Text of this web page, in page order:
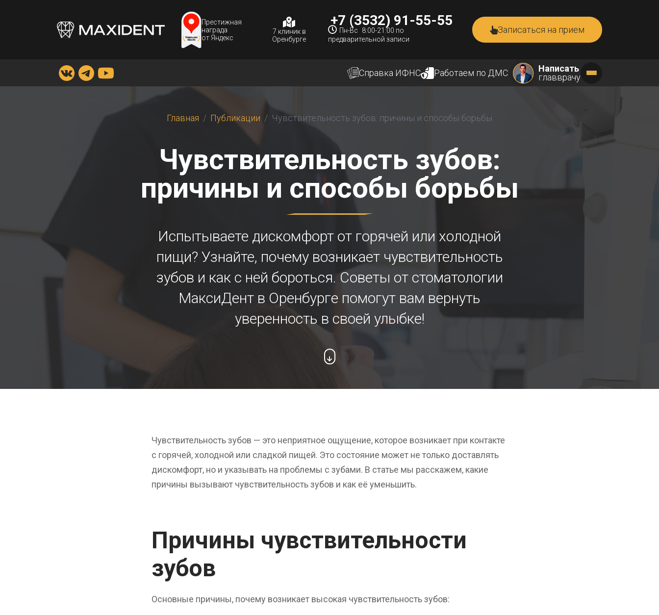
Престижная
награда
от Яндекс
7 клиникв
Оренбурге
+7 (3532) 91-55-55
Пн-Вс 8:00-21:00 по
предварительной записи
Записаться на прием
Справка ИФНС Работаем по ДМС
Написать
главврачу
Главная Публикации Чувствительность зубов: причины и способы борьбы
Чувствительность зубов:
причины и способы борьбы
Испытываете дискомфорт от горячей или холодной
пищи? Узнайте, почему возникает чувствительность
зубов и как с ней бороться. Советы от стоматологии
МаксиДент в Оренбурге помогут вам вернуть
уверенность в своей улыбке!
Чувствительность зубов — это неприятное ощущение, которое возникает при контакте
с горячей, холодной или сладкой пищей. Это состояние может не только доставлять
дискомфорт, но и указывать на проблемы с зубами. В статье мы расскажем, какие
причины вызывают чувствительность зубов и как её уменьшить.
Причины чувствительности
зубов
Основные причины, почему возникает высокая чувствительность зубов: